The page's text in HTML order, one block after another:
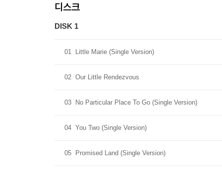
디스크
DISK 1
01 Little Marie (Single Version)
02 Our Little Rendezvous
03 No Particular Place To Go (Single Version)
04 You Two (Single Version)
05 Promised Land (Single Version)